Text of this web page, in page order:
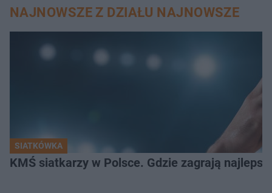
NAJNOWSZE Z DZIAŁU NAJNOWSZE
SIATKÓWKA
KMŚ siatkarzy w Polsce. Gdzie zagrają